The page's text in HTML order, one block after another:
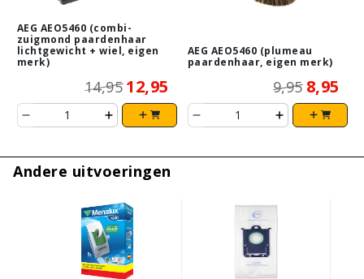
AEG AEO5460 (combi-
zuigmond paardenhaar
lichtgewicht + wiel, eigen
merk)
14,95 12,95
AEG AEO5460 (plumeau
paardenhaar, eigen merk)
9,95 8,95
Andere uitvoeringen